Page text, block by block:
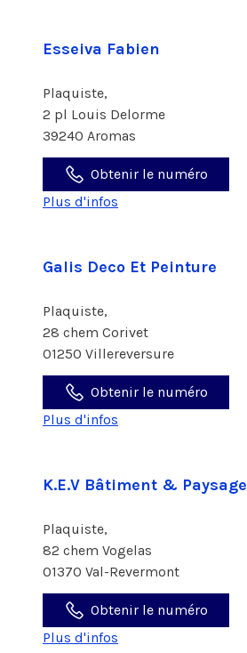
Esseiva Fabien
Plaquiste,
2 pl Louis Delorme
39240 Aromas
Obtenir le numéro
Plus d'infos
Galis Deco Et Peinture
Plaquiste,
28 chem Corivet
01250 Villereversure
Obtenir le numéro
Plus d'infos
K.E.V Bâtiment & Paysage
Plaquiste,
82 chem Vogelas
01370 Val-Revermont
Obtenir le numéro
Plus d'infos